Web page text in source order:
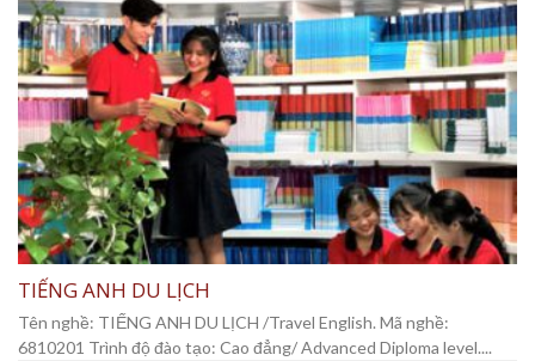
TIẾNG ANH DU LỊCH
Tên nghề: TIẾNG ANH DU LỊCH /Travel English. Mã nghề:
6810201 Trình độ đào tạo: Cao đẳng/ Advanced Diploma level....